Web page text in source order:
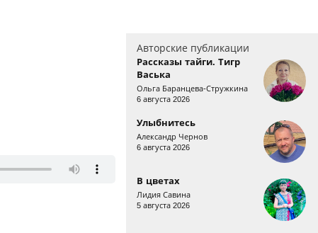
Авторские публикации
Рассказы тайги. Тигр
Васька
Ольга Баранцева-Стружкина
6 августа 2026
Улыбнитесь
Александр Чернов
6 августа 2026
В цветах
Лидия Савина
5 августа 2026